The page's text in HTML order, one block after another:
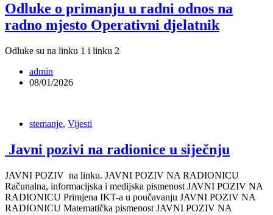
Odluke o primanju u radni odnos na
radno mjesto Operativni djelatnik
Odluke su na linku 1 i linku 2
admin
08/01/2026
stemanje, Vijesti
Javni pozivi na radionice u siječnju
JAVNI POZIV na linku. JAVNI POZIV NA RADIONICU
Računalna, informacijska i medijska pismenost JAVNI POZIV NA
RADIONICU Primjena IKT-a u poučavanju JAVNI POZIV NA
RADIONICU Matematička pismenost JAVNI POZIV NA